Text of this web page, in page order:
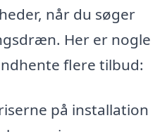
når du søger
Her er nogle
flere tilbud:
på installation